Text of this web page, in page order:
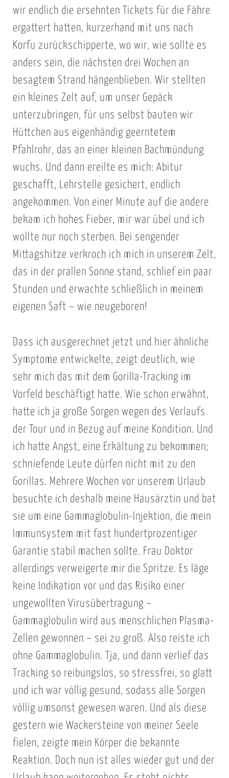
wir endlich die ersehnten Tickets für die Fähre
ergattert hatten, kurzerhand mit uns nach
Korfu zurückschipperte, wo wir, wie sollte es
anders sein, die nächsten drei Wochen an
besagtem Strand hängenblieben. Wir stellten
ein kleines Zelt auf, um unser Gepäck
unterzubringen, für uns selbst bauten wir
Hüttchen aus eigenhändig geerntetem
Pfahlrohr, das an einer kleinen Bachmündung
wuchs. Und dann ereilte es mich: Abitur
geschafft, Lehrstelle gesichert, endlich
angekommen. Von einer Minute auf die andere
bekam ich hohes Fieber, mir war übel und ich
wollte nur noch sterben. Bei sengender
Mittagshitze verkroch ich mich in unserem Zelt,
das in der prallen Sonne stand, schlief ein paar
Stunden und erwachte schließlich in meinem
eigenen Saft – wie neugeboren!
Dass ich ausgerechnet jetzt und hier ähnliche
Symptome entwickelte, zeigt deutlich, wie
sehr mich das mit dem Gorilla-Tracking im
Vorfeld beschäftigt hatte. Wie schon erwähnt,
hatte ich ja große Sorgen wegen des Verlaufs
der Tour und in Bezug auf meine Kondition. Und
ich hatte Angst, eine Erkältung zu bekommen;
schniefende Leute dürfen nicht mit zu den
Gorillas. Mehrere Wochen vor unserem Urlaub
besuchte ich deshalb meine Hausärztin und bat
sie um eine Gammaglobulin-Injektion, die mein
Immunsystem mit fast hundertprozentiger
Garantie stabil machen sollte. Frau Doktor
allerdings verweigerte mir die Spritze. Es läge
keine Indikation vor und das Risiko einer
ungewollten Virusübertragung –
Gammaglobulin wird aus menschlichen Plasma-
Zellen gewonnen – sei zu groß. Also reiste ich
ohne Gammaglobulin. Tja, und dann verlief das
Tracking so reibungslos, so stressfrei, so glatt
und ich war völlig gesund, sodass alle Sorgen
völlig umsonst gewesen waren. Und als diese
gestern wie Wackersteine von meiner Seele
fielen, zeigte mein Körper die bekannte
Reaktion. Doch nun ist alles wieder gut und der